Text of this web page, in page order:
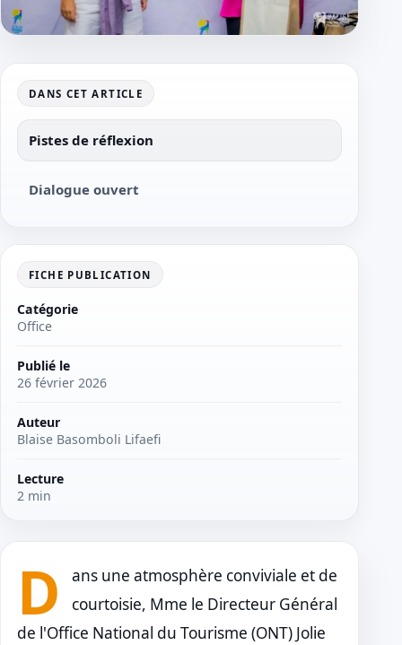
DANS CET ARTICLE
Pistes de réflexion
Dialogue ouvert
FICHE PUBLICATION
Catégorie
Office
Publié le
26 février 2026
Auteur
Blaise Basomboli Lifaefi
Lecture
2 min
D
ans une atmosphère conviviale et de
courtoisie, Mme le Directeur Général
de l'Office National du Tourisme (ONT) Jolie